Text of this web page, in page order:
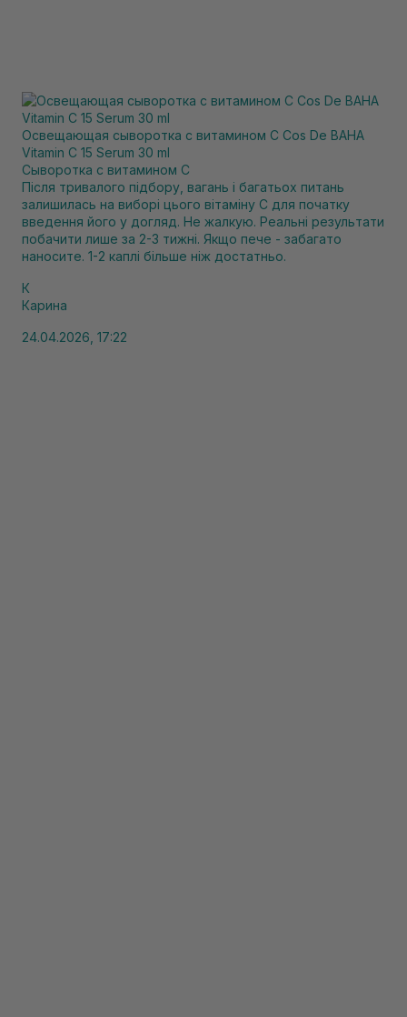
Освещающая сыворотка с витамином С Cos De BAHA
Vitamin C 15 Serum 30 ml
Сыворотка с витамином С
Після тривалого підбору, вагань і багатьох питань
залишилась на виборі цього вітаміну С для початку
введення його у догляд. Не жалкую. Реальні результати
побачити лише за 2-3 тижні. Якщо пече - забагато
наносите. 1-2 каплі більше ніж достатньо.
К
Карина
24.04.2026, 17:22